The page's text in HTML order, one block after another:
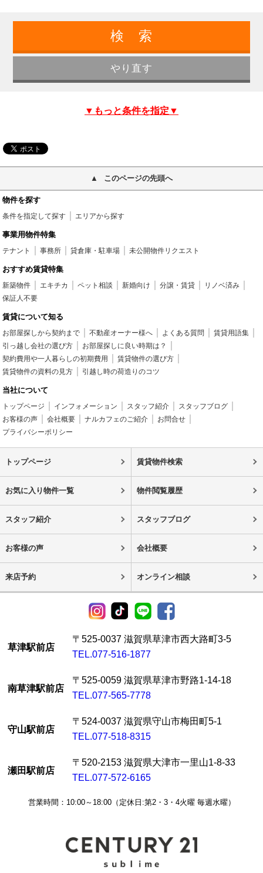
▼もっと条件を指定▼
このページの先頭へ
物件を探す
条件を指定して探す エリアから探す
事業用物件特集
テナント 事務所 貸倉庫・駐車場 未公開物件リクエスト
おすすめ賃貸特集
新築物件 エキチカ ペット相談 新婚向け 分譲・賃貸
リノベ済み
保証人不要
賃貸について知る
お部屋探しから契約まで 不動産オーナー様へ よくある質問
賃貸用語集
引っ越し会社の選び方
お部屋探しに良い時期は？
契約費用や一人暮らしの初期費用
賃貸物件の選び方
賃貸物件の資料の見方
引越し時の荷造りのコツ
当社について
トップページ インフォメーション スタッフ紹介
スタッフブログ
お客様の声
会社概要 ナルカフェのご紹介
お問合せ
プライバシーポリシー
トップページ 賃貸物件検索
お気に入り物件一覧 物件閲覧履歴
スタッフ紹介 スタッフブログ
お客様の声 会社概要
来店予約 オンライン相談
草津駅前店
〒525-0037 滋賀県草津市西大路町3-5
TEL.077-516-1877
南草津駅前店
〒525-0059 滋賀県草津市野路1-14-18
TEL.077-565-7778
守山駅前店
〒524-0037 滋賀県守山市梅田町5-1
TEL.077-518-8315
瀬田駅前店
〒520-2153 滋賀県大津市一里山1-8-33
TEL.077-572-6165
営業時間：10:00～18:00（定休日:第2・3・4火曜 毎週水曜）